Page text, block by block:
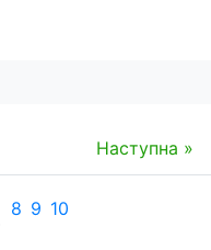
Наступна »
8 9 10